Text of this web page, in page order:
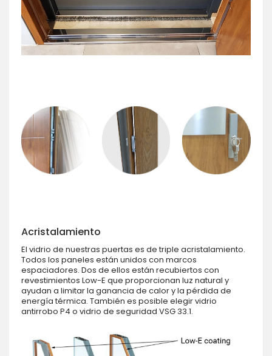
Acristalamiento
El vidrio de nuestras puertas es de triple acristalamiento.
Todos los paneles están unidos con marcos
espaciadores. Dos de ellos están recubiertos con
revestimientos Low-E que proporcionan luz natural y
ayudan a limitar la ganancia de calor y la pérdida de
energía térmica. También es posible elegir vidrio
antirrobo P4 o vidrio de seguridad VSG 33.1.